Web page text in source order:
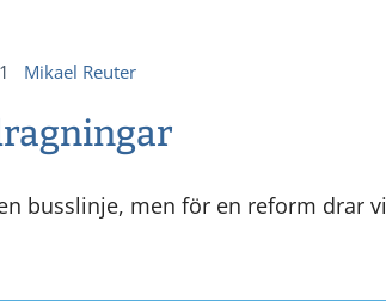
Mikael Reuter
busslinje, men för en reform drar vi